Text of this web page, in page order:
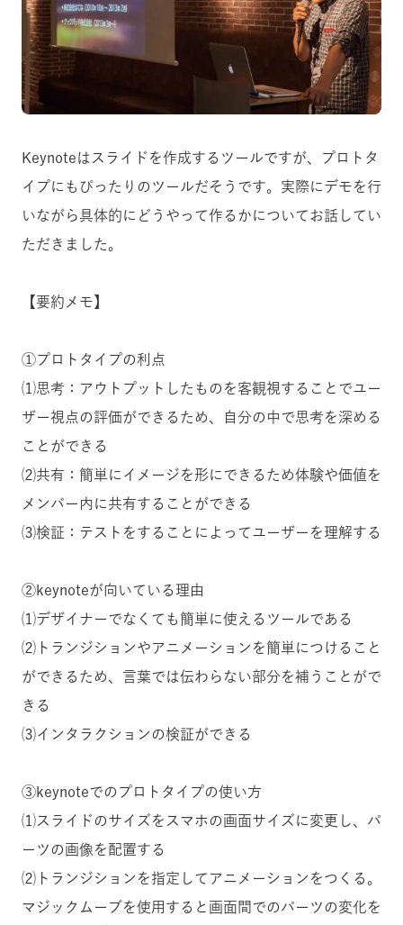
Keynoteはスライドを作成するツールですが、プロトタ
イプにもぴったりのツールだそうです。実際にデモを行
いながら具体的にどうやって作るかについてお話してい
ただきました。
【要約メモ】
①プロトタイプの利点
⑴思考：アウトプットしたものを客観視することでユー
ザー視点の評価ができるため、自分の中で思考を深める
ことができる
⑵共有：簡単にイメージを形にできるため体験や価値を
メンバー内に共有することができる
⑶検証：テストをすることによってユーザーを理解する
②keynoteが向いている理由
⑴デザイナーでなくても簡単に使えるツールである
⑵トランジションやアニメーションを簡単につけること
ができるため、言葉では伝わらない部分を補うことがで
きる
⑶インタラクションの検証ができる
③keynoteでのプロトタイプの使い方
⑴スライドのサイズをスマホの画面サイズに変更し、パ
ーツの画像を配置する
⑵トランジションを指定してアニメーションをつくる。
マジックムーブを使用すると画面間でのパーツの変化を